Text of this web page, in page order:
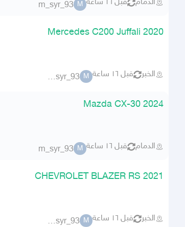
الدمام قبل ١٦ ساعة M
m_syr_93
Mercedes C200 Juffali 2020
الخبر قبل ١٦ ساعة M
m_syr_93
Mazda CX-30 2024
الدمام قبل ١٦ ساعة M
m_syr_93
CHEVROLET BLAZER RS 2021
الخبر قبل ١٦ ساعة M
m_syr_93